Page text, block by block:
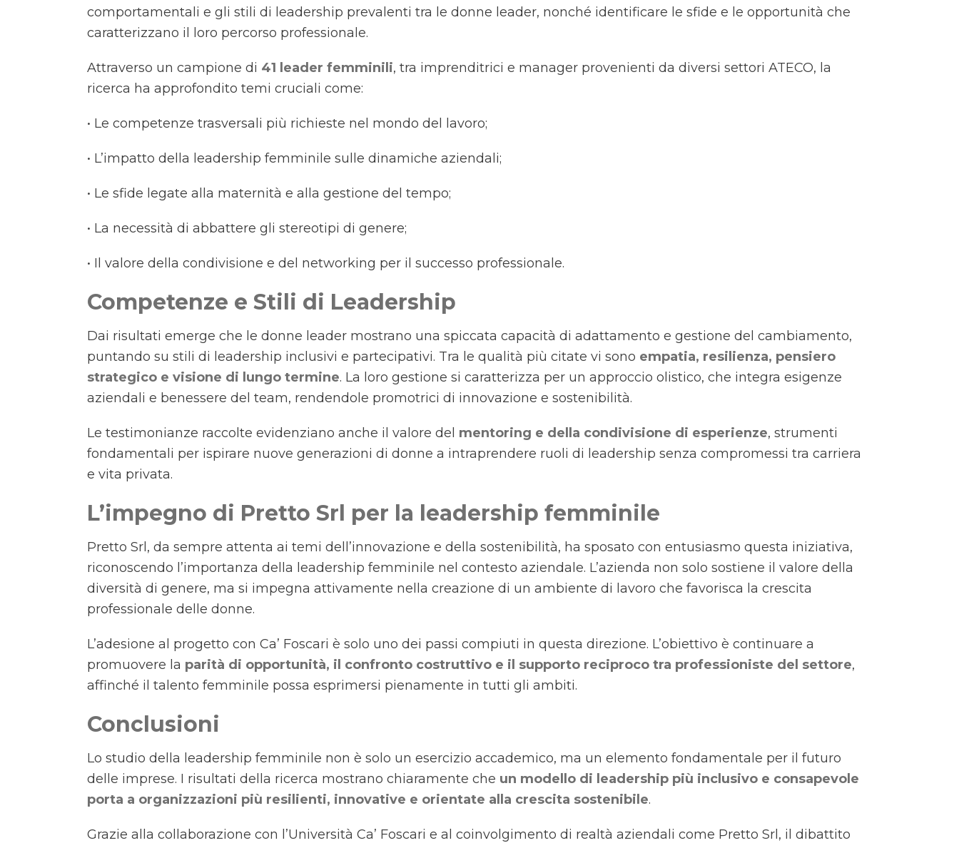
comportamentali e gli stili di leadership prevalenti tra le donne leader, nonché identificare le sfide e le opportunità che
caratterizzano il loro percorso professionale.
Attraverso un campione di 41 leader femminili, tra imprenditrici e manager provenienti da diversi settori ATECO, la
ricerca ha approfondito temi cruciali come:
• Le competenze trasversali più richieste nel mondo del lavoro;
• L’impatto della leadership femminile sulle dinamiche aziendali;
• Le sfide legate alla maternità e alla gestione del tempo;
• La necessità di abbattere gli stereotipi di genere;
• Il valore della condivisione e del networking per il successo professionale.
Competenze e Stili di Leadership
Dai risultati emerge che le donne leader mostrano una spiccata capacità di adattamento e gestione del cambiamento,
puntando su stili di leadership inclusivi e partecipativi. Tra le qualità più citate vi sono empatia, resilienza, pensiero
strategico e visione di lungo termine. La loro gestione si caratterizza per un approccio olistico, che integra esigenze
aziendali e benessere del team, rendendole promotrici di innovazione e sostenibilità.
Le testimonianze raccolte evidenziano anche il valore del mentoring e della condivisione di esperienze, strumenti
fondamentali per ispirare nuove generazioni di donne a intraprendere ruoli di leadership senza compromessi tra carriera
e vita privata.
L’impegno di Pretto Srl per la leadership femminile
Pretto Srl, da sempre attenta ai temi dell’innovazione e della sostenibilità, ha sposato con entusiasmo questa iniziativa,
riconoscendo l’importanza della leadership femminile nel contesto aziendale. L’azienda non solo sostiene il valore della
diversità di genere, ma si impegna attivamente nella creazione di un ambiente di lavoro che favorisca la crescita
professionale delle donne.
L’adesione al progetto con Ca’ Foscari è solo uno dei passi compiuti in questa direzione. L’obiettivo è continuare a
promuovere la parità di opportunità, il confronto costruttivo e il supporto reciproco tra professioniste del settore,
affinché il talento femminile possa esprimersi pienamente in tutti gli ambiti.
Conclusioni
Lo studio della leadership femminile non è solo un esercizio accademico, ma un elemento fondamentale per il futuro
delle imprese. I risultati della ricerca mostrano chiaramente che un modello di leadership più inclusivo e consapevole
porta a organizzazioni più resilienti, innovative e orientate alla crescita sostenibile.
Grazie alla collaborazione con l’Università Ca’ Foscari e al coinvolgimento di realtà aziendali come Pretto Srl, il dibattito